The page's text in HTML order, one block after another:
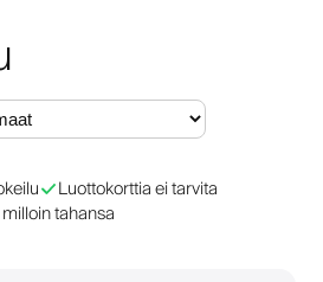
Luottokorttia ei tarvita
tahansa